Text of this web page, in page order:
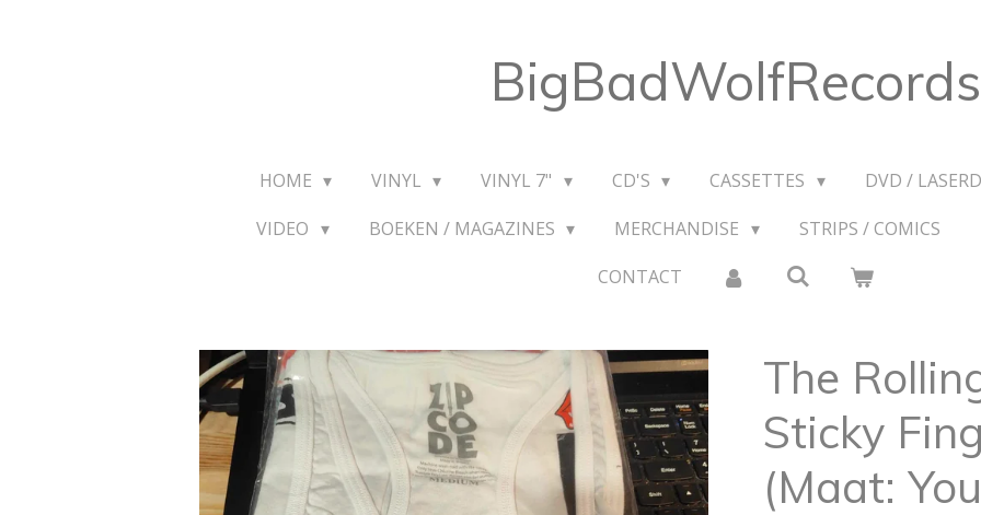
BigBadWolfRecords
HOME VINYL VINYL 7" CD'S CASSETTES
DVD /
VIDEO
BOEKEN / MAGAZINES MERCHANDISE STRIPS / COMICS
CONTACT
The
Sticky
(Maat: